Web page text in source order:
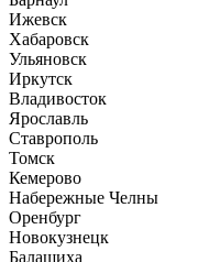
Ижевск
Хабаровск
Ульяновск
Иркутск
Владивосток
Ярославль
Ставрополь
Томск
Кемерово
Набережные Челны
Оренбург
Новокузнецк
Балашиха